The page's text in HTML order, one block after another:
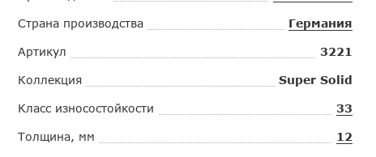
Страна производства Германия
Артикул 3221
Коллекция Super Solid
Класс износостойкости 33
Толщина, мм 12